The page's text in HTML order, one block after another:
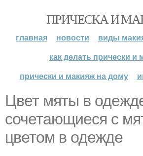
ПРИЧЕСКА И
главная новости
виды
как делать прически и
прически и макияж на дому
Цвет мяты в
сочетающиеся с
цветом в одежде